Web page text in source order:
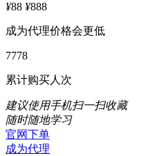
¥88 ¥888
成为代理价格会更低
7778
累计购买人次
建议使用手机扫一扫收藏
随时随地学习
官网下单
成为代理